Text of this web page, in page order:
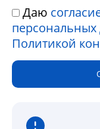
Даю
Политикой